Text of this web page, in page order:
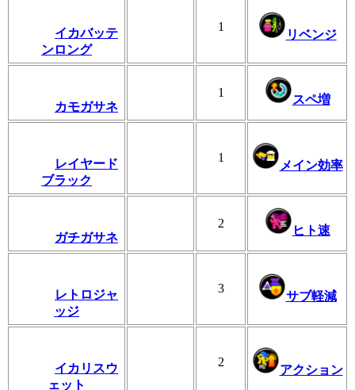
イカバッテ
ンロング
1
リベンジ
カモガサネ
1
スペ増
レイヤード
ブラック
1
メイン効率
ガチガサネ
2
ヒト速
レトロジャ
ッジ
3
サブ軽減
イカリスウ
ェット
2
アクション